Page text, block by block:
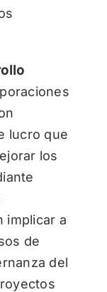
lucro que
los
implicar a
de
del